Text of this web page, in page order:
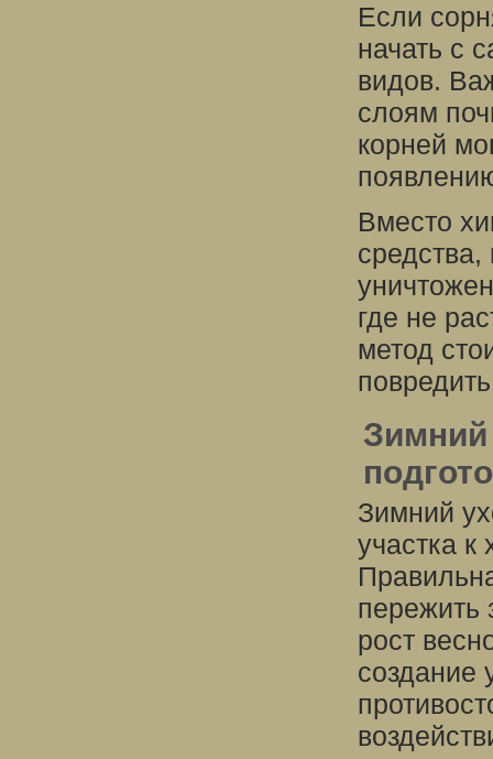
Если
начать с
видов.
слоям
корней
Вместо
где не
метод
Зимний
Зимний
участка к
пережить
рост
создание